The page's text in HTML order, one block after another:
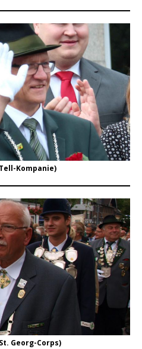
Kompanie)
Georg-Corps)